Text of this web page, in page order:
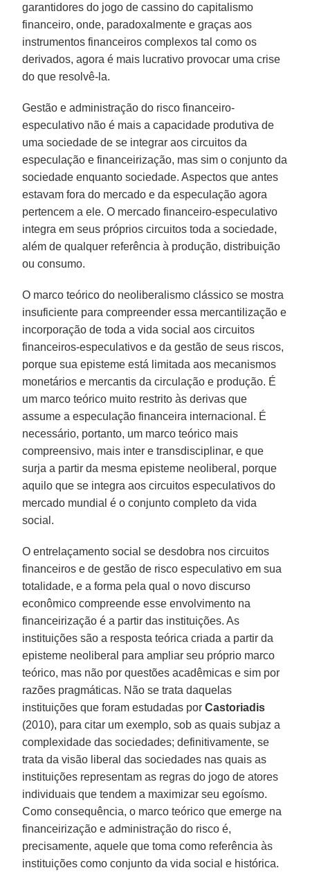
garantidores do jogo de cassino do capitalismo
financeiro, onde, paradoxalmente e graças aos
instrumentos financeiros complexos tal como os
derivados, agora é mais lucrativo provocar uma crise
do que resolvê-la.
Gestão e administração do risco financeiro-
especulativo não é mais a capacidade produtiva de
uma sociedade de se integrar aos circuitos da
especulação e financeirização, mas sim o conjunto da
sociedade enquanto sociedade. Aspectos que antes
estavam fora do mercado e da especulação agora
pertencem a ele. O mercado financeiro-especulativo
integra em seus próprios circuitos toda a sociedade,
além de qualquer referência à produção, distribuição
ou consumo.
O marco teórico do neoliberalismo clássico se mostra
insuficiente para compreender essa mercantilização e
incorporação de toda a vida social aos circuitos
financeiros-especulativos e da gestão de seus riscos,
porque sua episteme está limitada aos mecanismos
monetários e mercantis da circulação e produção. É
um marco teórico muito restrito às derivas que
assume a especulação financeira internacional. É
necessário, portanto, um marco teórico mais
compreensivo, mais inter e transdisciplinar, e que
surja a partir da mesma episteme neoliberal, porque
aquilo que se integra aos circuitos especulativos do
mercado mundial é o conjunto completo da vida
social.
O entrelaçamento social se desdobra nos circuitos
financeiros e de gestão de risco especulativo em sua
totalidade, e a forma pela qual o novo discurso
econômico compreende esse envolvimento na
financeirização é a partir das instituições. As
instituições são a resposta teórica criada a partir da
episteme neoliberal para ampliar seu próprio marco
teórico, mas não por questões acadêmicas e sim por
razões pragmáticas. Não se trata daquelas
instituições que foram estudadas porCastoriadis
(2010), para citar um exemplo, sob as quais subjaz a
complexidade das sociedades; definitivamente, se
trata da visão liberal das sociedades nas quais as
instituições representam as regras do jogo de atores
individuais que tendem a maximizar seu egoísmo.
Como consequência, o marco teórico que emerge na
financeirização e administração do risco é,
precisamente, aquele que toma como referência às
instituições como conjunto da vida social e histórica.